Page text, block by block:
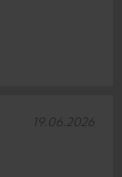
19.06.2026